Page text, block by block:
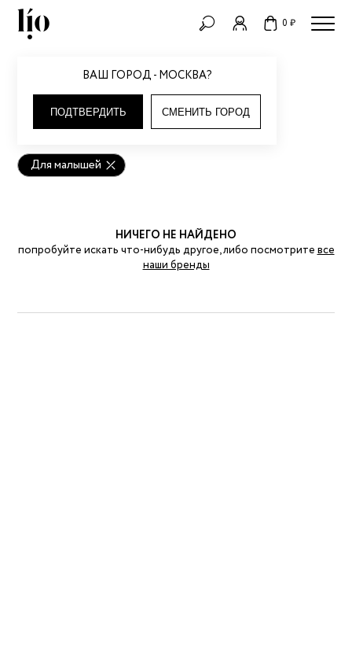
0 ₽
ВАШ ГОРОД - МОСКВА?
ПОДТВЕРДИТЬ СМЕНИТЬ ГОРОД
Детское Одежда для детей
РУБАШКИ
Для малышей
НИЧЕГО НЕ НАЙДЕНО
попробуйте искать что-нибудь другое, либо посмотритевсе
наши бренды